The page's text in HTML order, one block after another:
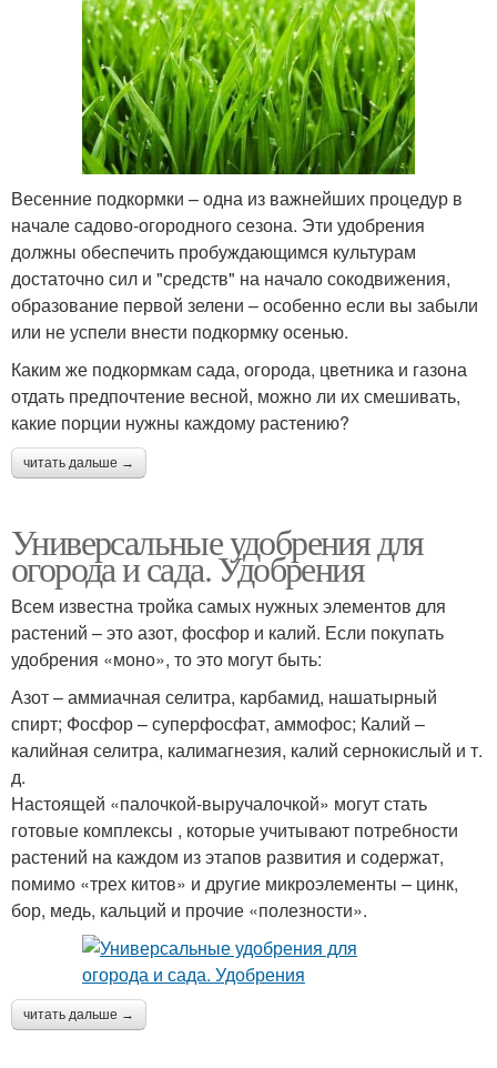
Весенние подкормки – одна из важнейших процедур в
начале садово-огородного сезона. Эти удобрения
должны обеспечить пробуждающимся культурам
достаточно сил и "средств" на начало сокодвижения,
образование первой зелени – особенно если вы забыли
или не успели внести подкормку осенью.
Каким же подкормкам сада, огорода, цветника и газона
отдать предпочтение весной, можно ли их смешивать,
какие порции нужны каждому растению?
читать дальше →
Универсальные удобрения для
огорода и сада. Удобрения
Всем известна тройка самых нужных элементов для
растений – это азот, фосфор и калий. Если покупать
удобрения «моно», то это могут быть:
Азот – аммиачная селитра, карбамид, нашатырный
спирт; Фосфор – суперфосфат, аммофос; Калий –
калийная селитра, калимагнезия, калий сернокислый и т.
д.
Настоящей «палочкой-выручалочкой» могут стать
готовые комплексы , которые учитывают потребности
растений на каждом из этапов развития и содержат,
помимо «трех китов» и другие микроэлементы – цинк,
бор, медь, кальций и прочие «полезности».
читать дальше →